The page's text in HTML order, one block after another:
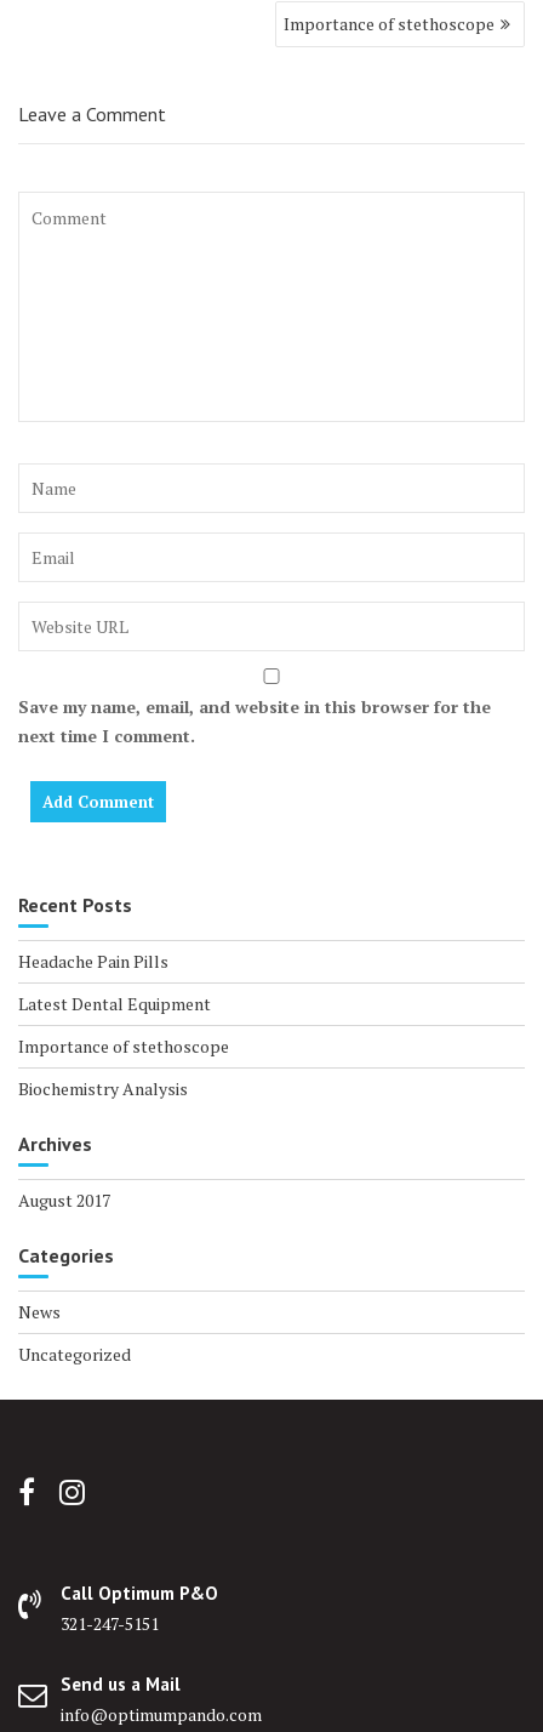
Importance of stethoscope
Leave a Comment
Save my name, email, and website in this browser for the
next time I comment.
Recent Posts
Headache Pain Pills
Latest Dental Equipment
Importance of stethoscope
Biochemistry Analysis
Archives
August 2017
Categories
News
Uncategorized
Call Optimum P&O
321-247-5151
Send us a Mail
info@optimumpando.com